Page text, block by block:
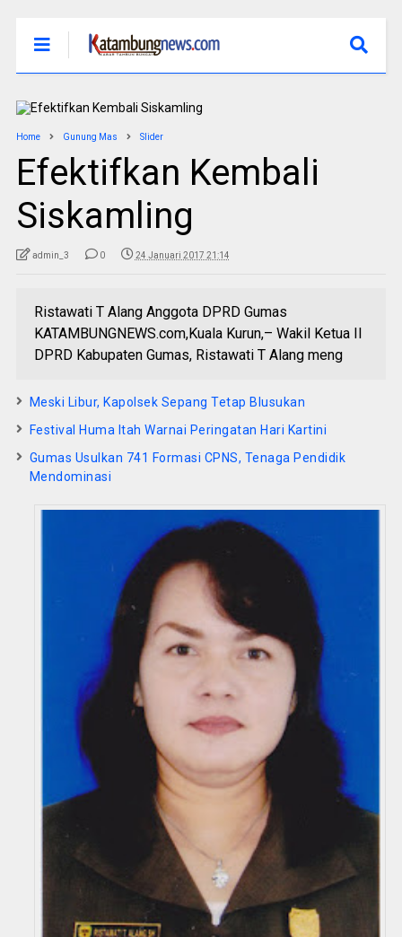
Home Gunung Mas Slider
Efektifkan Kembali
Siskamling
admin_3 0 24 Januari 2017 21:14
Ristawati T Alang Anggota DPRD Gumas
KATAMBUNGNEWS.com,Kuala Kurun,– Wakil Ketua II
DPRD Kabupaten Gumas, Ristawati T Alang meng
Meski Libur, Kapolsek Sepang Tetap Blusukan
Festival Huma Itah Warnai Peringatan Hari Kartini
Gumas Usulkan 741 Formasi CPNS, Tenaga Pendidik
Mendominasi